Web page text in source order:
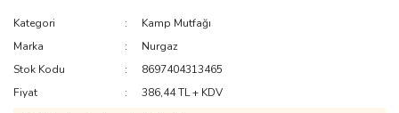
Kategori
Kamp Mutfağı
Marka
Nurgaz
Stok Kodu
8697404313465
Fiyat
386,44 TL + KDV